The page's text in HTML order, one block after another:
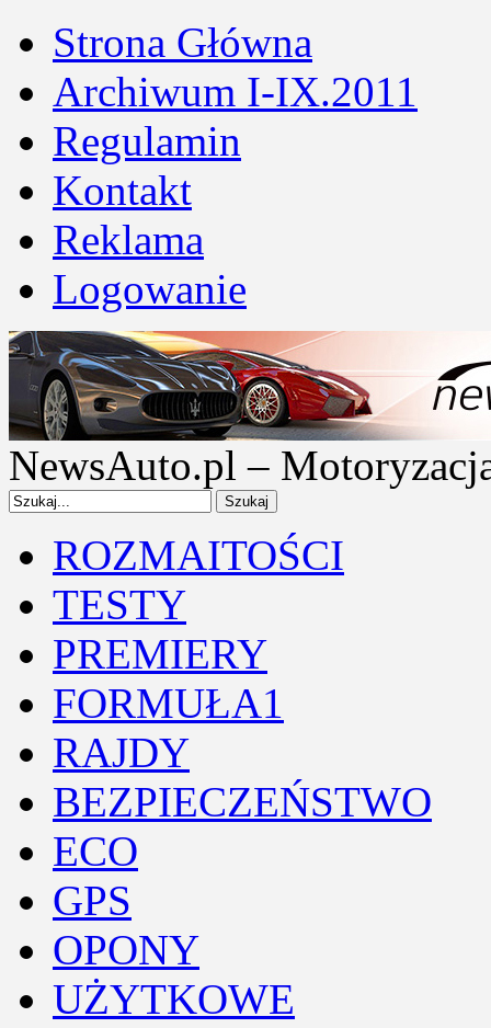
Strona Główna
Archiwum I-IX.2011
Regulamin
Kontakt
Reklama
Logowanie
NewsAuto.pl –
ROZMAITOŚCI
TESTY
PREMIERY
FORMUŁA1
RAJDY
BEZPIECZEŃSTWO
ECO
GPS
OPONY
UŻYTKOWE